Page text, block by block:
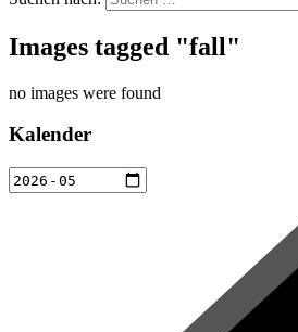
Images tagged "fall"
no images were found
Kalender